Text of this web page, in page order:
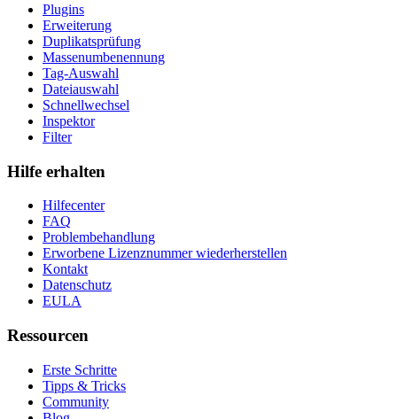
Plugins
Erweiterung
Duplikatsprüfung
Massenumbenennung
Tag-Auswahl
Dateiauswahl
Schnellwechsel
Inspektor
Filter
Hilfe erhalten
Hilfecenter
FAQ
Problembehandlung
Erworbene Lizenznummer wiederherstellen
Kontakt
Datenschutz
EULA
Ressourcen
Erste Schritte
Tipps & Tricks
Community